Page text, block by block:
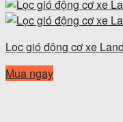
Lọc gió động cơ xe
Mua ngay